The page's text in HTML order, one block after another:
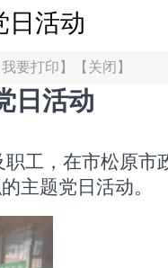
日活动
我要打印 】【 关闭 】
日活动
工，在市松原
主题党日活动。